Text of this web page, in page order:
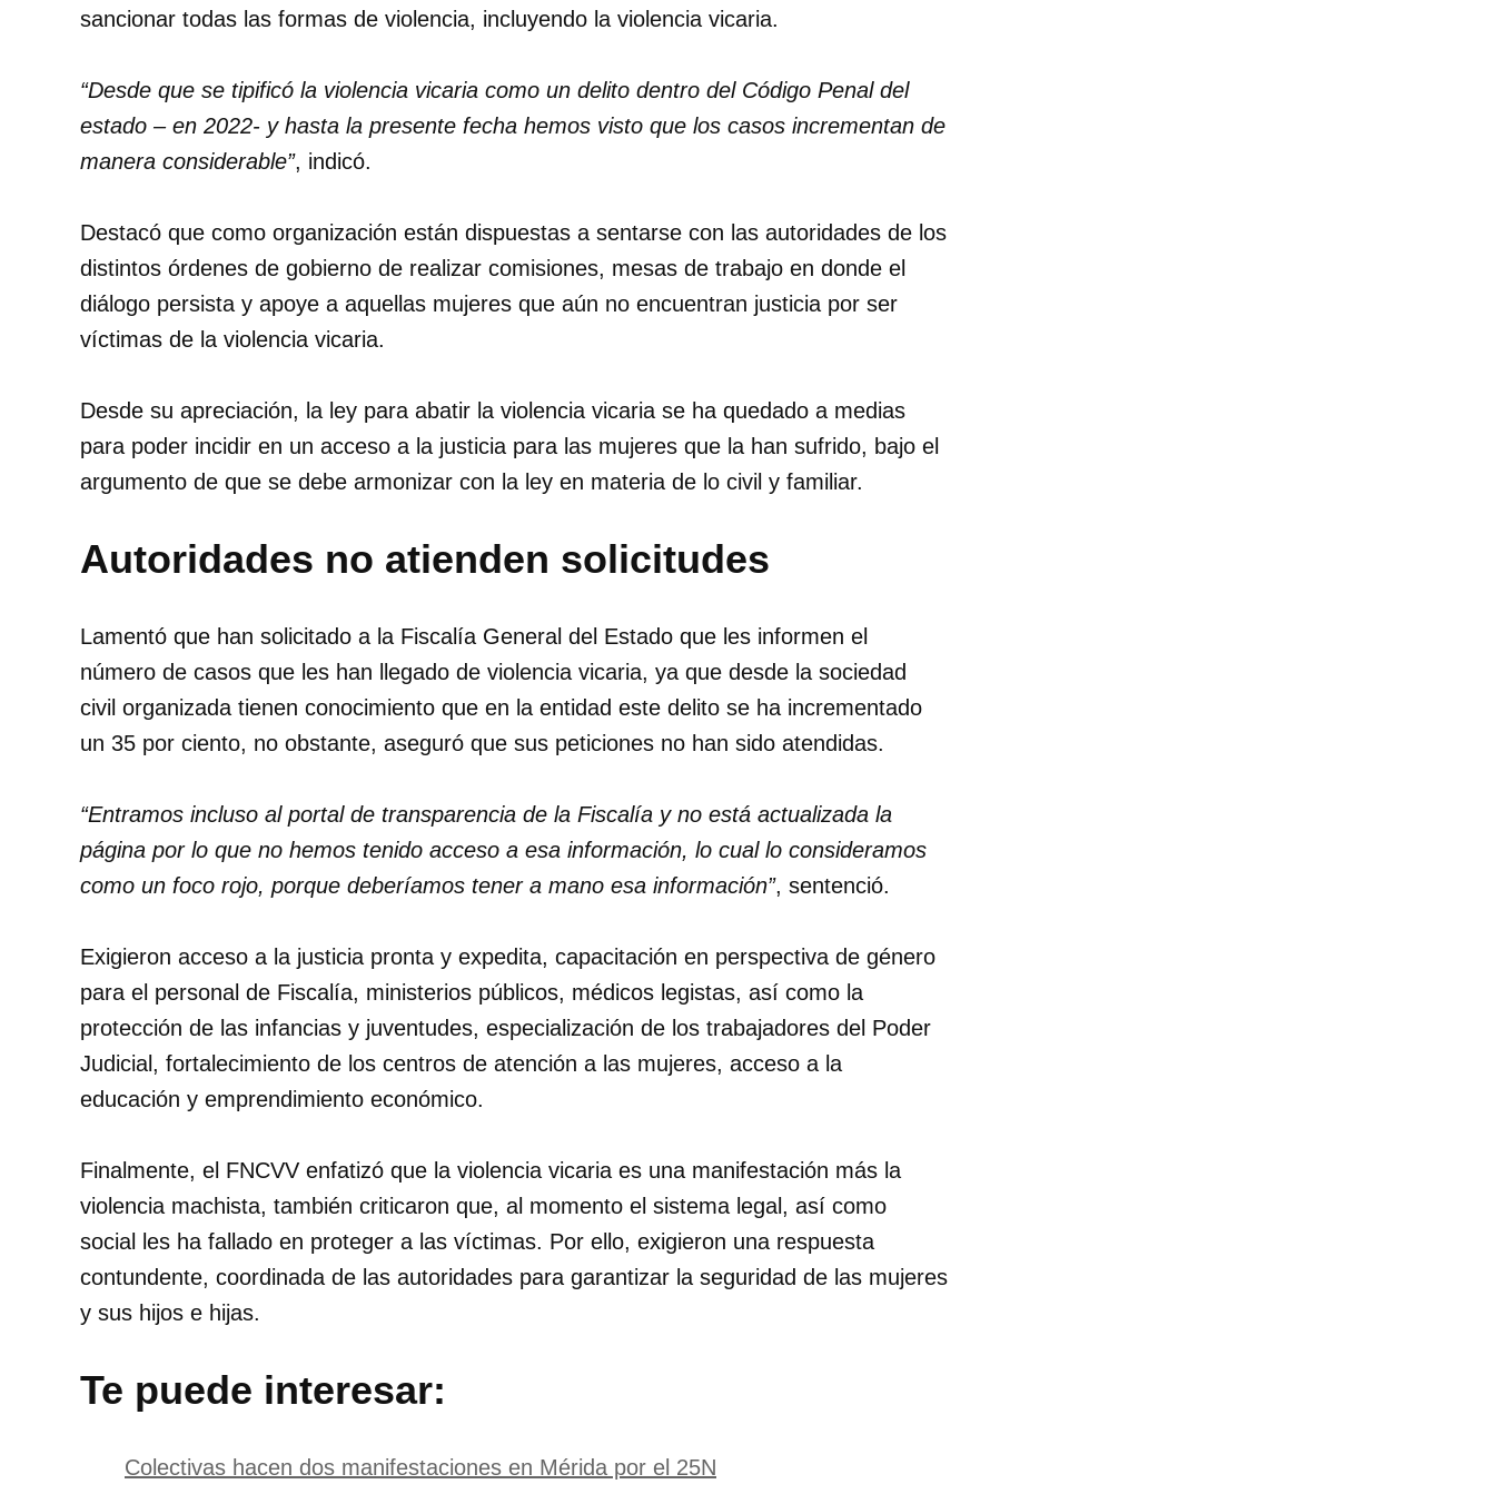
sancionar todas las formas de violencia, incluyendo la violencia vicaria.
“Desde que se tipificó la violencia vicaria como un delito dentro del Código Penal del
estado – en 2022- y hasta la presente fecha hemos visto que los casos incrementan de
manera considerable”, indicó.
Destacó que como organización están dispuestas a sentarse con las autoridades de los
distintos órdenes de gobierno de realizar comisiones, mesas de trabajo en donde el
diálogo persista y apoye a aquellas mujeres que aún no encuentran justicia por ser
víctimas de la violencia vicaria.
Desde su apreciación, la ley para abatir la violencia vicaria se ha quedado a medias
para poder incidir en un acceso a la justicia para las mujeres que la han sufrido, bajo el
argumento de que se debe armonizar con la ley en materia de lo civil y familiar.
Autoridades no atienden solicitudes
Lamentó que han solicitado a la Fiscalía General del Estado que les informen el
número de casos que les han llegado de violencia vicaria, ya que desde la sociedad
civil organizada tienen conocimiento que en la entidad este delito se ha incrementado
un 35 por ciento, no obstante, aseguró que sus peticiones no han sido atendidas.
“Entramos incluso al portal de transparencia de la Fiscalía y no está actualizada la
página por lo que no hemos tenido acceso a esa información, lo cual lo consideramos
como un foco rojo, porque deberíamos tener a mano esa información”, sentenció.
Exigieron acceso a la justicia pronta y expedita, capacitación en perspectiva de género
para el personal de Fiscalía, ministerios públicos, médicos legistas, así como la
protección de las infancias y juventudes, especialización de los trabajadores del Poder
Judicial, fortalecimiento de los centros de atención a las mujeres, acceso a la
educación y emprendimiento económico.
Finalmente, el FNCVV enfatizó que la violencia vicaria es una manifestación más la
violencia machista, también criticaron que, al momento el sistema legal, así como
social les ha fallado en proteger a las víctimas. Por ello, exigieron una respuesta
contundente, coordinada de las autoridades para garantizar la seguridad de las mujeres
y sus hijos e hijas.
Te puede interesar:
Colectivas hacen dos manifestaciones en Mérida por el 25N